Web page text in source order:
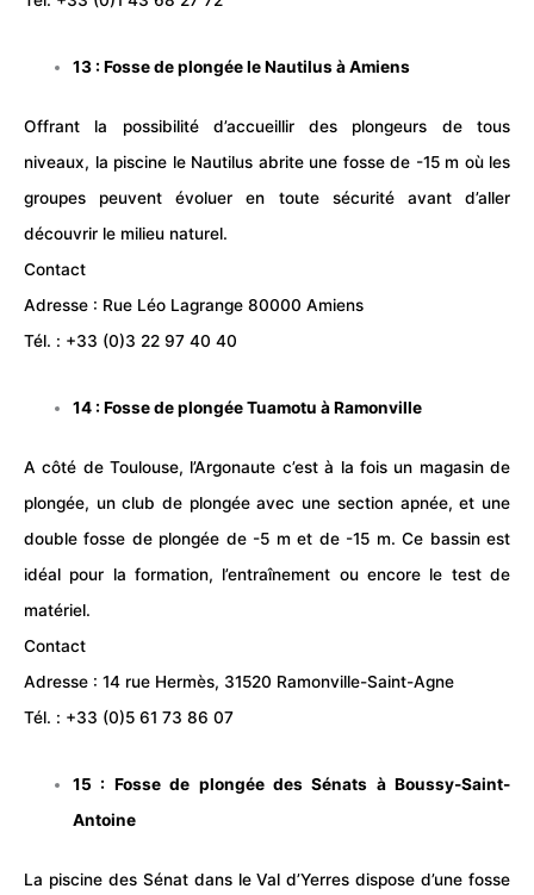
13 : Fosse de plongée leNautilusà Amiens
Offrant la possibilité d’accueillir des plongeurs de tous
niveaux, la piscine le Nautilus abrite une fosse de -15 m où les
groupes peuvent évoluer en toute sécurité avant d’aller
découvrir le milieu naturel.
Contact
Adresse : Rue Léo Lagrange 80000 Amiens
Tél. : +33 (0)3 22 97 40 40
14 : Fosse de plongéeTuamotu à Ramonville
A côté de Toulouse, l’Argonaute c’est à la fois un magasin de
plongée, un club de plongée avec une section apnée, et une
double fosse de plongée de -5 m et de -15 m. Ce bassin est
idéal pour la formation, l’entraînement ou encore le test de
matériel.
Contact
Adresse : 14 rue Hermès, 31520 Ramonville-Saint-Agne
Tél. : +33 (0)5 61 73 86 07
15 : Fosse de plongée des Sénats à Boussy-Saint-
Antoine
La piscine des Sénat dans le Val d’Yerres dispose d’une fosse